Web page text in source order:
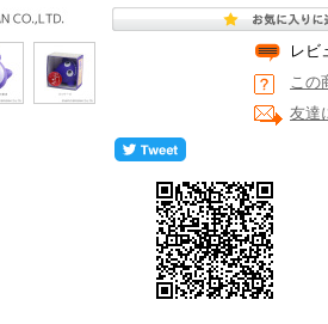
レビ
この
友達